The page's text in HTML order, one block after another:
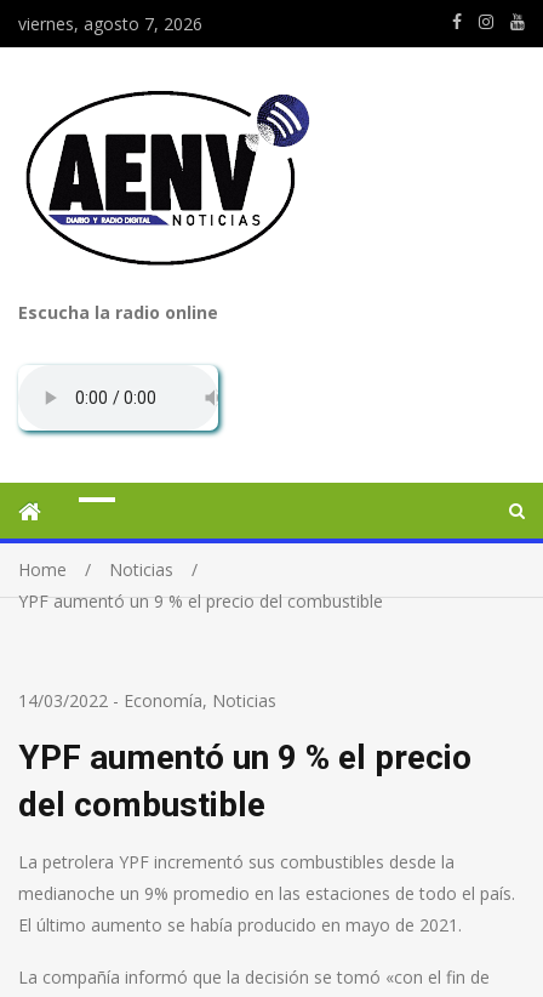
viernes, agosto 7, 2026
Escucha la radio online
Home
Noticias
YPF aumentó un 9 % el precio del combustible
14/03/2022 - Economía, Noticias
YPF aumentó un 9 % el precio
del combustible
La petrolera YPF incrementó sus combustibles desde la
medianoche un 9% promedio en las estaciones de todo el país.
El último aumento se había producido en mayo de 2021.
La compañía informó que la decisión se tomó «con el fin de